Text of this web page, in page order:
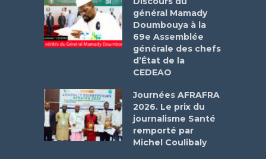
général Mamady
Doumbouya à la
69e Assemblée
générale des chefs
d’État de la
CEDEAO
Journées AFRAFRA
2026. Le prix du
journalisme Santé
remporté par
Michel Coulibaly